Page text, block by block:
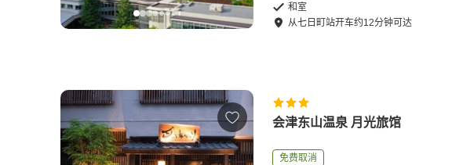
和室
从七日町站开车约12分钟可达
会津东山温泉 月光旅馆
免费取消